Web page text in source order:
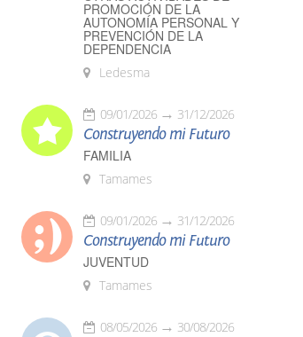
PROMOCIÓN DE LA
AUTONOMÍA PERSONAL Y
PREVENCIÓN DE LA
DEPENDENCIA
Ledesma
09/01/2026 31/12/2026
Construyendo mi Futuro
FAMILIA
Tamames
09/01/2026 31/12/2026
Construyendo mi Futuro
JUVENTUD
Tamames
08/05/2026 30/08/2026